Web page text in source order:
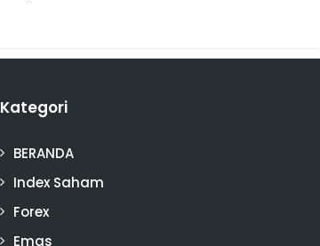
Kategori
BERANDA
Index Saham
Forex
Emas